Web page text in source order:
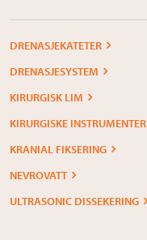
DRENASJEKATETER
DRENASJESYSTEM
KIRURGISK LIM
KIRURGISKE INSTRUMENTER
KRANIAL FIKSERING
NEVROVATT
ULTRASONIC DISSEKERING